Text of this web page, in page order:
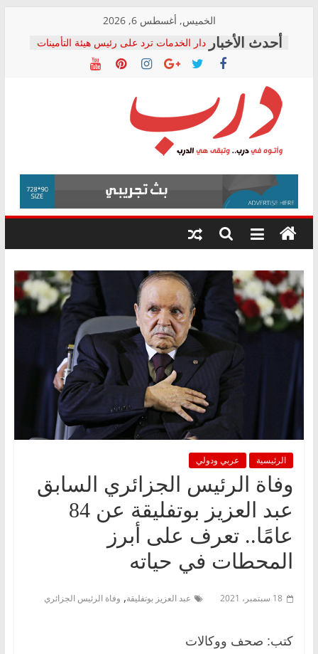
content
الخميس, أغسطس 6, 2026
دار الخدمات ترد على رئيس هيئة التأمينات
بعد مؤتمره الصحفي: إنكار الأزمة لا ينهي
معاناة أصحاب المعاشات.. ونطالب بكشف
فرحات سليمان يكتب: القطاع الصحي إلى
أين؟
حزب التحالف الشعبي يطلق لجنة “الحق
في الصحة” بالإسكندرية لرصد الانتهاكات
ودعم المرضى
الوزاري لمدينة الصحفيين.. وانتهاء أعمال
إنشاء المبنى الإداري
المجلس القومي لحقوق الإنسان يعلن
متابعة قضية الدكتور محمد زهران.. ويؤكد:
قرينة البراءة وضمانات المحاكمة العادلة
درب
وأتوه
درب..
وتبقى
هي
الرئيسية عربي ودولي
وفاة الرئيس الجزائري السابق
عبد العزيز بوتفليقة عن 84
عامًا.. تعرف على أبرز
المحطات في حياته
18 سبتمبر، 2021 عبد العزيز بوتفليقة, وفاة الرئيس الجزائري
كتب: صحف ووكالات